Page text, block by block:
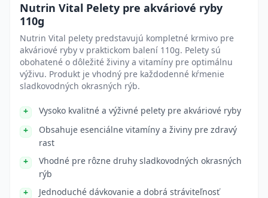
Nutrin Vital Pelety pre akváriové ryby
110g
Nutrin Vital pelety predstavujú kompletné krmivo pre
akváriové ryby v praktickom balení 110g. Pelety sú
obohatené o dôležité živiny a vitamíny pre optimálnu
výživu. Produkt je vhodný pre každodenné kŕmenie
sladkovodných okrasných rýb.
Vysoko kvalitné a výživné pelety pre akváriové ryby
Obsahuje esenciálne vitamíny a živiny pre zdravý
rast
Vhodné pre rôzne druhy sladkovodných okrasných
rýb
Jednoduché dávkovanie a dobrá stráviteľnosť